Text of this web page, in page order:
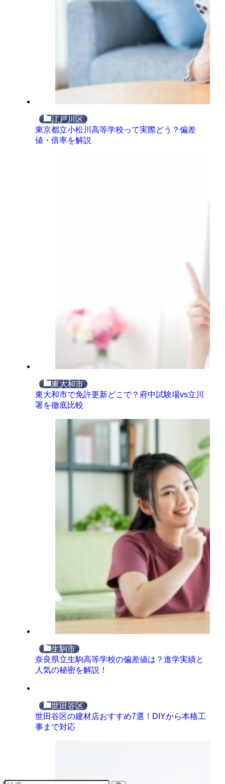
江戸川区
東京都立小松川高等学校って実際どう？偏差
値・倍率を解説
東大和市
東大和市で免許更新どこで？府中試験場vs立川
署を徹底比較
生駒市
奈良県立生駒高等学校の偏差値は？進学実績と
人気の秘密を解説！
世田谷区
世田谷区の建材店おすすめ7選！DIYから本格工
事まで対応